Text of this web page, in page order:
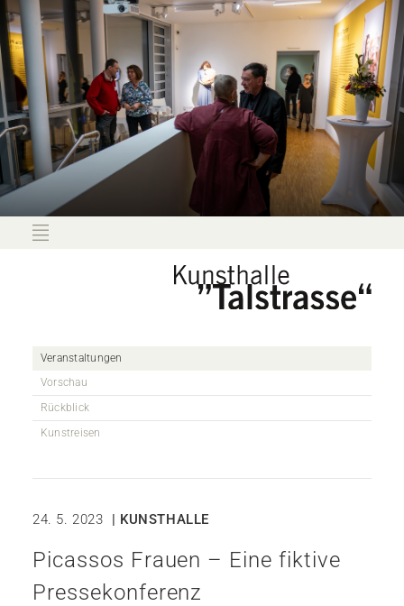
Veranstaltungen
Vorschau
Rückblick
Kunstreisen
24. 5. 2023 | KUNSTHALLE
Picassos Frauen – Eine fiktive
Pressekonferenz